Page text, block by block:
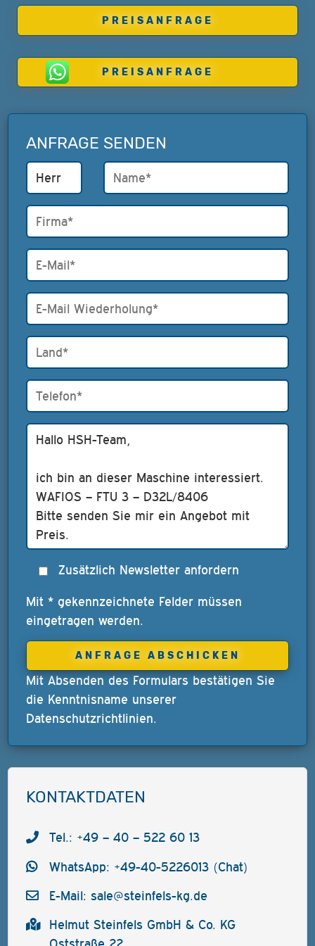
PREISANFRAGE
PREISANFRAGE
ANFRAGE SENDEN
Zusätzlich Newsletter anfordern
Mit * gekennzeichnete Felder müssen
eingetragen werden.
Mit Absenden des Formulars bestätigen Sie
die Kenntnisname unserer
Datenschutzrichtlinien.
KONTAKTDATEN
Tel.: +49 – 40 – 522 60 13
WhatsApp: +49-40-5226013 (Chat)
E-Mail: sale@steinfels-kg.de
Helmut Steinfels GmbH & Co. KG